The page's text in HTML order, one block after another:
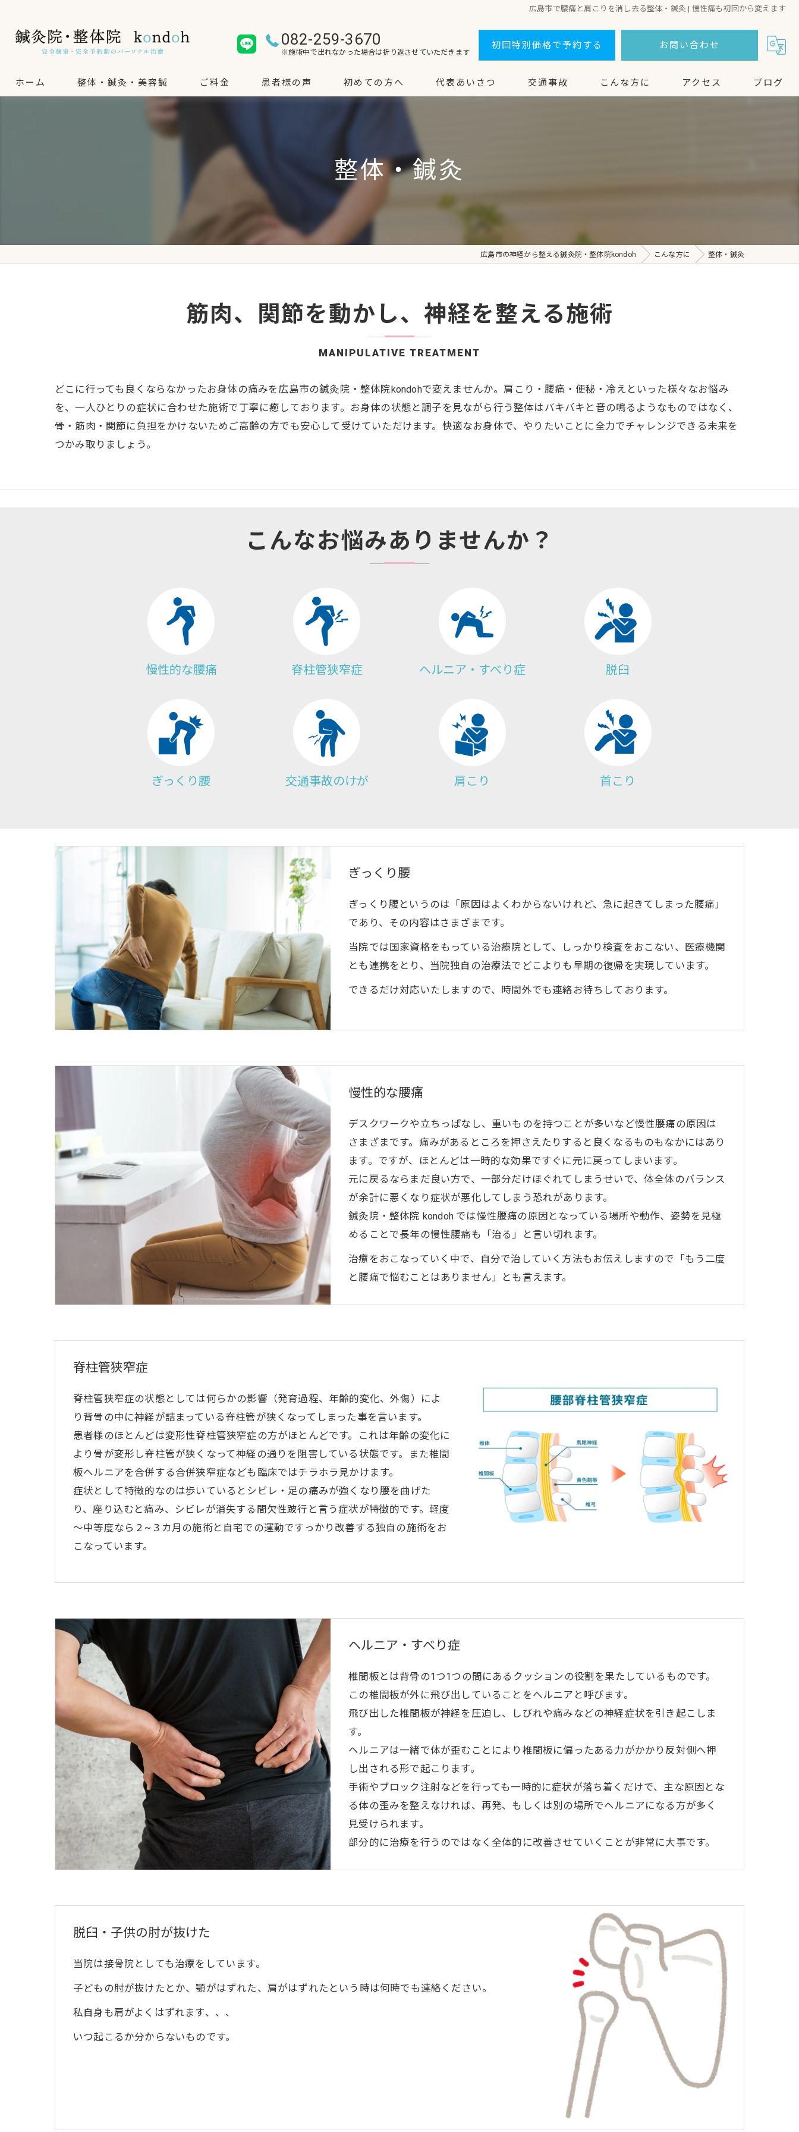
広島市で腰痛と肩こりを消し去る整体・鍼灸 | 慢性痛も初回から変えます
082-259-3670
※施術中で出れなかった場合は折り返させていただきます
初回特別価格で予約する お問い合わせ
ホーム 整体・鍼灸・美容鍼 ご料金 患者様の声 初めての方へ 代表あいさつ 交通事故 こんな方に アクセス ブログ
整体・鍼灸
広島市の神経から整える鍼灸院・整体院kondoh こんな方に 整体・鍼灸
筋肉、関節を動かし、神経を整える施術
MANIPULATIVE TREATMENT
どこに行っても良くならなかったお身体の痛みを広島市の鍼灸院・整体院kondohで変えませんか。肩こり・腰痛・便秘・冷えといった様々なお悩み
を、一人ひとりの症状に合わせた施術で丁寧に癒しております。お身体の状態と調子を見ながら行う整体はバキバキと音の鳴るようなものではなく、
骨・筋肉・関節に負担をかけないためご高齢の方でも安心して受けていただけます。快適なお身体で、やりたいことに全力でチャレンジできる未来を
つかみ取りましょう。
こんなお悩みありませんか？
慢性的な腰痛 脊柱管狭窄症 ヘルニア・すべり症 脱臼
ぎっくり腰 交通事故のけが 肩こり 首こり
ぎっくり腰
ぎっくり腰というのは「原因はよくわからないけれど、急に起きてしまった腰痛」
であり、その内容はさまざまです。
当院では国家資格をもっている治療院として、しっかり検査をおこない、医療機関
とも連携をとり、当院独自の治療法でどこよりも早期の復帰を実現しています。
できるだけ対応いたしますので、時間外でも連絡お待ちしております。
慢性的な腰痛
デスクワークや立ちっぱなし、重いものを持つことが多いなど慢性腰痛の原因は
さまざまです。痛みがあるところを押さえたりすると良くなるものもなかにはあり
ます。ですが、ほとんどは一時的な効果ですぐに元に戻ってしまいます。
元に戻るならまだ良い方で、一部分だけほぐれてしまうせいで、体全体のバランス
が余計に悪くなり症状が悪化してしまう恐れがあります。
鍼灸院・整体院 kondoh では慢性腰痛の原因となっている場所や動作、姿勢を見極
めることで長年の慢性腰痛も「治る」と言い切れます。
治療をおこなっていく中で、自分で治していく方法もお伝えしますので「もう二度
と腰痛で悩むことはありません」とも言えます。
脊柱管狭窄症
脊柱管狭窄症の状態としては何らかの影響（発育過程、年齢的変化、外傷）によ
り背骨の中に神経が詰まっている脊柱管が狭くなってしまった事を言います。
患者様のほとんどは変形性脊柱管狭窄症の方がほとんどです。これは年齢の変化に
より骨が変形し脊柱管が狭くなって神経の通りを阻害している状態です。また椎間
板ヘルニアを合併する合併狭窄症なども臨床ではチラホラ見かけます。
症状として特徴的なのは歩いているとシビレ・足の痛みが強くなり腰を曲げた
り、座り込むと痛み、シビレが消失する間欠性跛行と言う症状が特徴的です。軽度
～中等度なら２~３カ月の施術と自宅での運動ですっかり改善する独自の施術をお
こなっています。
ヘルニア・すべり症
椎間板とは背骨の1つ1つの間にあるクッションの役割を果たしているものです。
この椎間板が外に飛び出していることをヘルニアと呼びます。
飛び出した椎間板が神経を圧迫し、しびれや痛みなどの神経症状を引き起こしま
す。
ヘルニアは一緒で体が歪むことにより椎間板に偏ったある力がかかり反対側へ押
し出される形で起こります。
手術やブロック注射などを行っても一時的に症状が落ち着くだけで、主な原因とな
る体の歪みを整えなければ、再発、もしくは別の場所でヘルニアになる方が多く
見受けられます。
部分的に治療を行うのではなく全体的に改善させていくことが非常に大事です。
脱臼・子供の肘が抜けた
当院は接骨院としても治療をしています。
子どもの肘が抜けたとか、顎がはずれた、肩がはずれたという時は何時でも連絡ください。
私自身も肩がよくはずれます、、、
いつ起こるか分からないものです。